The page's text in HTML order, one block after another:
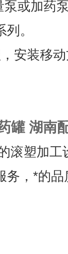
或加药
。
安装移
罐湖南
滚塑加工
务，*的